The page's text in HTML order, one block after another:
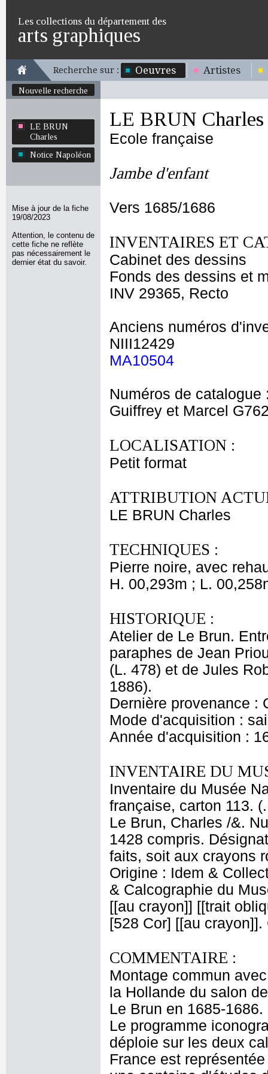
Les collections du département des
arts graphiques
Recherche sur : Oeuvres Artistes
Nouvelle recherche
LE BRUN
Charles
Notice Napoléon
Mise à jour de la fiche
19/08/2023
Attention, le contenu de
cette fiche ne reflète
pas nécessairement le
dernier état du savoir.
LE BRUN Charles
Ecole française
Jambe d'enfant
Vers 1685/1686
INVENTAIRES ET
Cabinet des dessins
Fonds des dessins et
INV 29365, Recto
Anciens numéros
NIII12429
MA10504
Numéros de catalogue
Guiffrey et Marcel
LOCALISATION :
Petit format
ATTRIBUTION
LE BRUN Charles
TECHNIQUES :
Pierre noire, avec
H. 00,293m ; L.
HISTORIQUE :
Atelier de Le Brun.
paraphes de Jean
(L. 478) et de Jules
1886).
Dernière provenance :
Mode d'acquisition :
Année d'acquisition :
INVENTAIRE DU
Inventaire du Musée
française, carton 113.
Le Brun, Charles /&.
1428 compris.
faits, soit aux crayons
Origine : Idem &
& Calcographie du
[[au crayon]] [[trait
[528 Cor] [[au
COMMENTAIRE :
Montage commun
la Hollande du salon
Le Brun en 1685-
Le programme
déploie sur les deux
France est